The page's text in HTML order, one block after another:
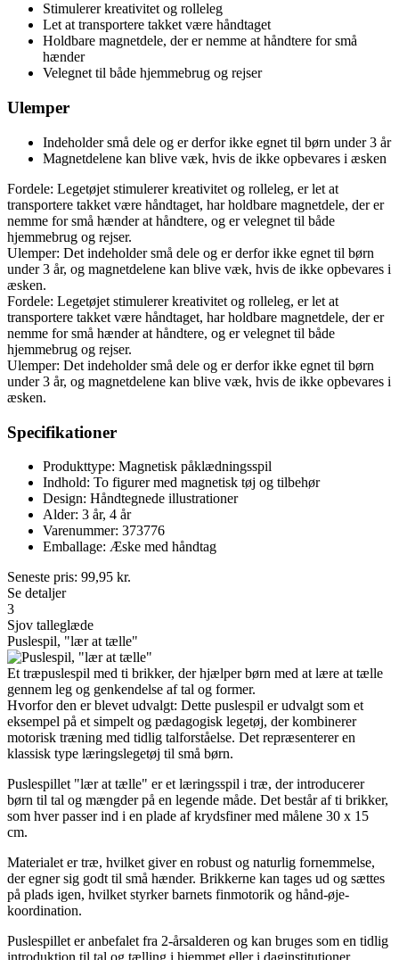
Stimulerer kreativitet og rolleleg
Let at transportere takket være håndtaget
Holdbare magnetdele, der er nemme at håndtere for små
hænder
Velegnet til både hjemmebrug og rejser
Ulemper
Indeholder små dele og er derfor ikke egnet til børn under 3 år
Magnetdelene kan blive væk, hvis de ikke opbevares i æsken
Fordele: Legetøjet stimulerer kreativitet og rolleleg, er let at
transportere takket være håndtaget, har holdbare magnetdele, der er
nemme for små hænder at håndtere, og er velegnet til både
hjemmebrug og rejser.
Ulemper: Det indeholder små dele og er derfor ikke egnet til børn
under 3 år, og magnetdelene kan blive væk, hvis de ikke opbevares i
æsken.
Fordele: Legetøjet stimulerer kreativitet og rolleleg, er let at
transportere takket være håndtaget, har holdbare magnetdele, der er
nemme for små hænder at håndtere, og er velegnet til både
hjemmebrug og rejser.
Ulemper: Det indeholder små dele og er derfor ikke egnet til børn
under 3 år, og magnetdelene kan blive væk, hvis de ikke opbevares i
æsken.
Specifikationer
Produkttype: Magnetisk påklædningsspil
Indhold: To figurer med magnetisk tøj og tilbehør
Design: Håndtegnede illustrationer
Alder: 3 år, 4 år
Varenummer: 373776
Emballage: Æske med håndtag
Seneste pris: 99,95 kr.
Se detaljer
3
Sjov talleglæde
Puslespil, "lær at tælle"
Et træpuslespil med ti brikker, der hjælper børn med at lære at tælle
gennem leg og genkendelse af tal og former.
Hvorfor den er blevet udvalgt: Dette puslespil er udvalgt som et
eksempel på et simpelt og pædagogisk legetøj, der kombinerer
motorisk træning med tidlig talforståelse. Det repræsenterer en
klassisk type læringslegetøj til små børn.
Puslespillet "lær at tælle" er et læringsspil i træ, der introducerer
børn til tal og mængder på en legende måde. Det består af ti brikker,
som hver passer ind i en plade af krydsfiner med målene 30 x 15
cm.
Materialet er træ, hvilket giver en robust og naturlig fornemmelse,
der egner sig godt til små hænder. Brikkerne kan tages ud og sættes
på plads igen, hvilket styrker barnets finmotorik og hånd-øje-
koordination.
Puslespillet er anbefalet fra 2-årsalderen og kan bruges som en tidlig